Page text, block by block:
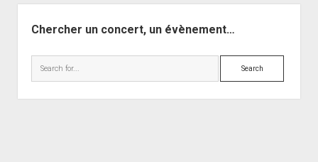
Chercher un concert, un évènement…
Search